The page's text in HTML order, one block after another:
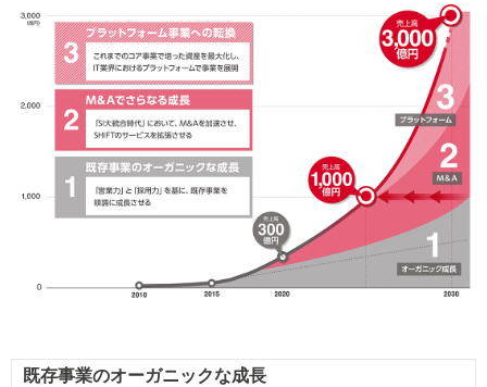
既存事業のオーガニックな成長